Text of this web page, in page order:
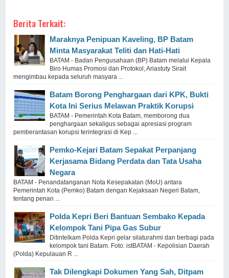
Berita Terkait:
Maraknya Penipuan Kaveling, BP Batam
Minta Masyarakat Teliti dan Hati-Hati
BATAM - Badan Pengusahaan (BP) Batam melalui Kepala
Biro Humas Promosi dan Protokol, Ariastuty Sirait
mengimbau kepada seluruh masyara ...
Batam Borong Penghargaan dari KPK, Bukti
Kota Ini Serius Melawan Praktik Korupsi
BATAM - Pemerintah Kota Batam, memborong dua
penghargaan sekaligus sebagai apresiasi program
pemberantasan korupsi terintegrasi di Kep ...
Pemko-Kejari Batam Sepakat Perpanjang
Kerjasama Bidang Perdata dan Tata Usaha
Negara
BATAM - Penandatanganan Nota Kesepakatan (MoU) antara
Pemerintah Kota (Pemko) Batam dengan Kejaksaan Negeri Batam,
tentang penan ...
Polda Kepri Beri Bantuan Sembako Kepada
Kelompok Tani Pipa Gas Subur
Ditintelkam Polda Kepri gelar silaturahmi dan berbagi pada
kelompok tani Batam. Foto: istBATAM - Kepolisian Daerah
(Polda) Kepulauan R ...
Tak Dilengkapi Dokumen Yang Sah, Ditpam